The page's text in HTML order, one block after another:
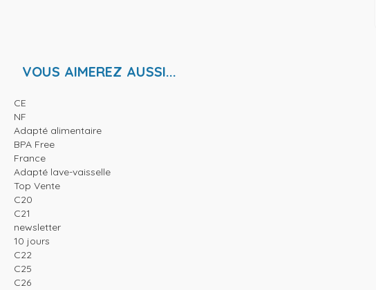
VOUS AIMEREZ AUSSI...
CE
NF
Adapté alimentaire
BPA Free
France
Adapté lave-vaisselle
Top Vente
C20
C21
newsletter
10 jours
C22
C25
C26